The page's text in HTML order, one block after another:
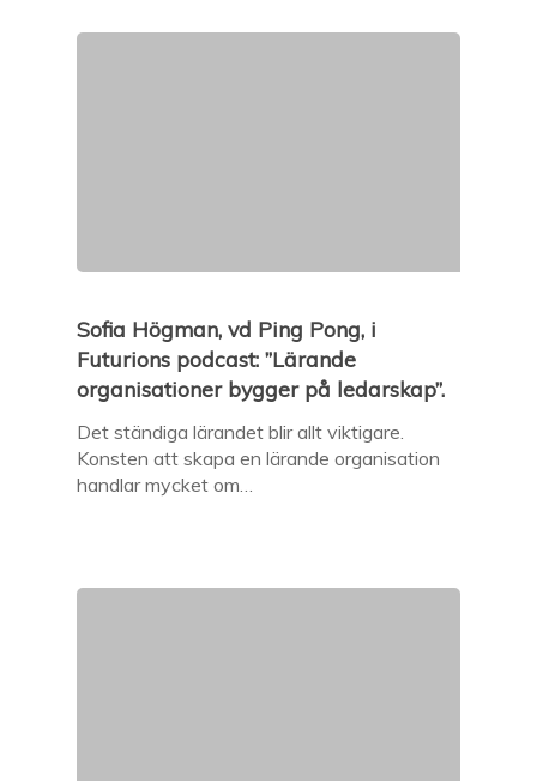
Sofia Högman, vd Ping Pong, i
Futurions podcast: ”Lärande
organisationer bygger på ledarskap”.
Det ständiga lärandet blir allt viktigare.
Konsten att skapa en lärande organisation
handlar mycket om…